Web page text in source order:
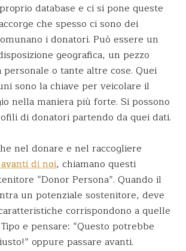
database e ci si pone queste
che spesso ci sono dei
i donatori. Può essere un
geografica, un pezzo
o tante altre cose. Quei
sono la chiave per veicolare il
nella maniera più forte. Si possono
di donatori partendo da quei dati.
nel donare e nel raccogliere
di noi, chiamano questi
“Donor Persona”. Quando il
un potenziale sostenitore, deve
corrispondono a quelle
e pensare: “Questo potrebbe
oppure passare avanti.